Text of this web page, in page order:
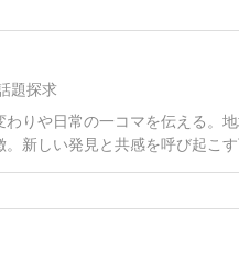
題探求
りや日常の一コマを伝える。
新しい発見と共感を呼び起こす